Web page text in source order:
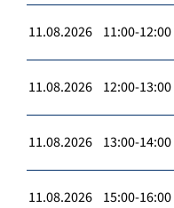
11.08.2026 11:00-12:00
11.08.2026 12:00-13:00
11.08.2026 13:00-14:00
11.08.2026 15:00-16:00